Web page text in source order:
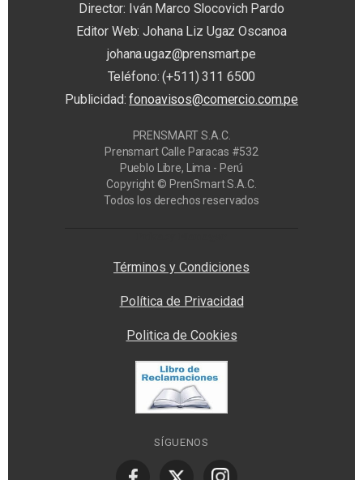
Director: Iván Marco Slocovich Pardo
Editor Web: Johana Liz Ugaz Oscanoa
johana.ugaz@prensmart.pe
Teléfono: (+511) 311 6500
Publicidad:fonoavisos@comercio.com.pe
PRENSMART S.A.C.
Prensmart Calle Paracas #532
Pueblo Libre, Lima - Perú
Copyright © PrenSmart S.A.C.
Todos los derechos reservados
Términos y Condiciones
Política de Privacidad
Politica de Cookies
SÍGUENOS